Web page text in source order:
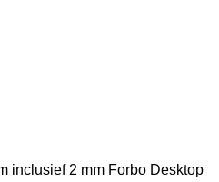
inclusief 2 mm Forbo Desktop